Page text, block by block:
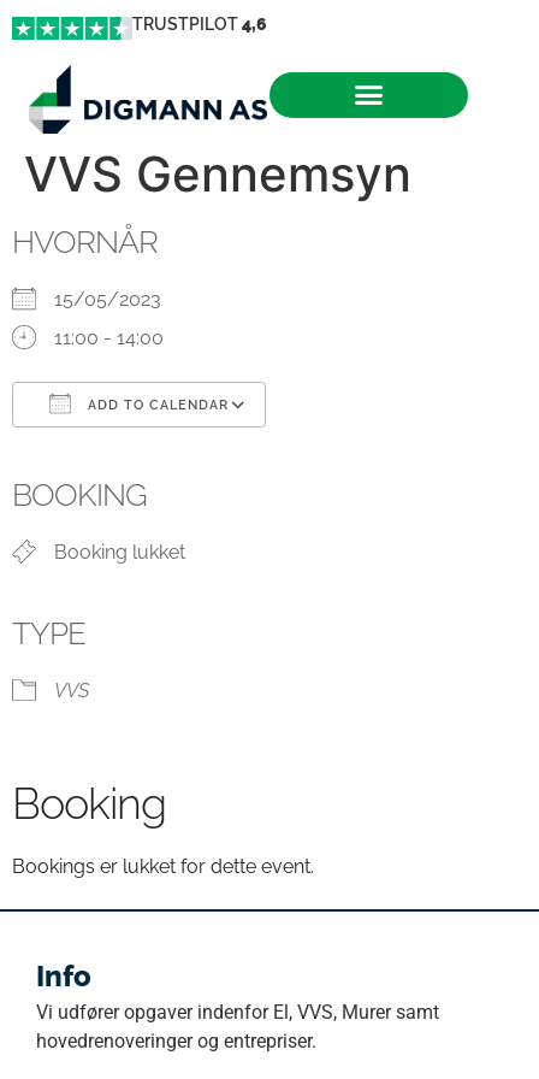
TRUSTPILOT4,6
VVS Gennemsyn
HVORNÅR
15/05/2023
11:00 - 14:00
ADD TO CALENDAR
BOOKING
Booking lukket
TYPE
VVS
Booking
Bookings er lukket for dette event.
Info
Vi udfører opgaver indenfor El, VVS, Murer samt
hovedrenoveringer og entrepriser.